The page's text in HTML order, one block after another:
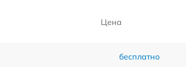
Цена
бесплатно